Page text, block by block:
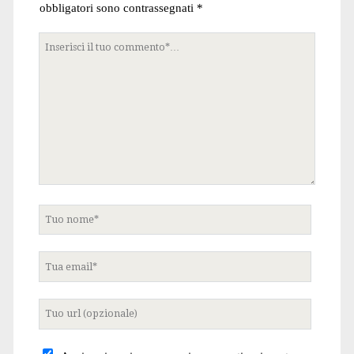
obbligatori sono contrassegnati *
commento
nome
email
sito